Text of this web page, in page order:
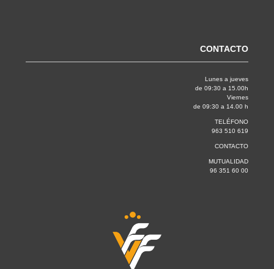
CONTACTO
Lunes a jueves
de 09:30 a 15.00h
Viernes
de 09:30 a 14.00 h
TELÉFONO
963 510 619
CONTACTO
MUTUALIDAD
96 351 60 00